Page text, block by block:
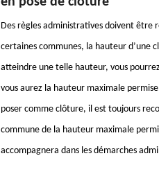
Des règles administratives doivent être
certaines communes, la hauteur d’une
atteindre une telle hauteur, vous
vous aurez la hauteur maximale
poser comme clôture, il est toujours
commune de la hauteur maximale
accompagnera dans les démarches